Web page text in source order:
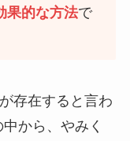
果的な方法で
存在すると言わ
から、やみく